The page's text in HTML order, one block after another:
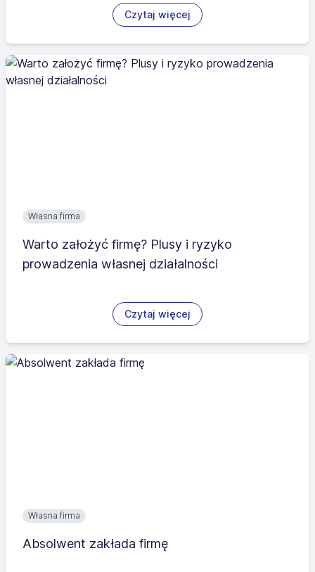
Czytaj więcej
Własna firma
Warto założyć firmę? Plusy i ryzyko
prowadzenia własnej działalności
Czytaj więcej
Własna firma
Absolwent zakłada firmę